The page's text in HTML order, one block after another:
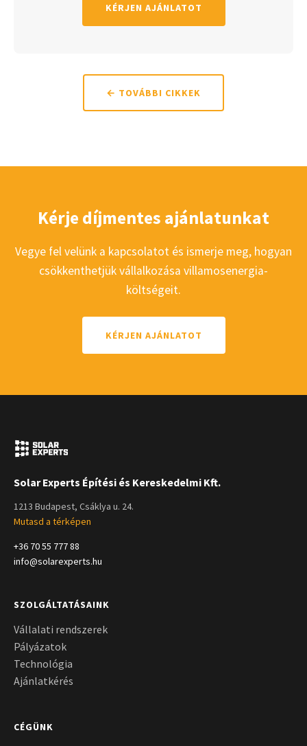
KÉRJEN AJÁNLATOT
← TOVÁBBI CIKKEK
Kérje díjmentes ajánlatunkat
Vegye fel velünk a kapcsolatot és ismerje meg, hogyan
csökkenthetjük vállalkozása villamosenergia-
költségeit.
KÉRJEN AJÁNLATOT
Solar Experts Építési és Kereskedelmi Kft.
1213 Budapest, Csáklya u. 24.
Mutasd a térképen
+36 70 55 777 88
info@solarexperts.hu
SZOLGÁLTATÁSAINK
Vállalati rendszerek
Pályázatok
Technológia
Ajánlatkérés
CÉGÜNK